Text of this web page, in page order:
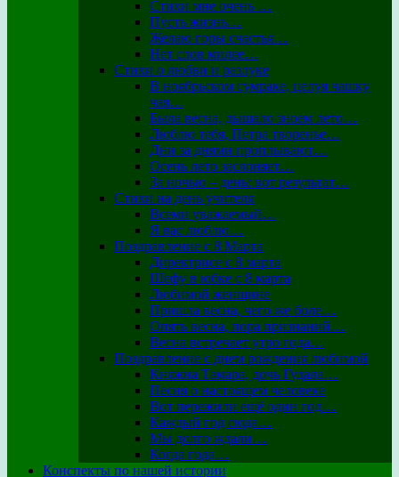
Стихи мне очень …
Пусть жизнь…
Желаю горы счастья…
Нет слов милее…
Стихи о любви и разлуке
В ноябрьском сумраке, целуя чашку
чая…
Была весна, дышало зноем лето…
Люблю тебя, Петра творенье…
Дни за днями проплывают…
Осень лето заслоняет…
За ночью – день: вот результат…
Стихи на день учителя
Всеми уважаемый…
Я вас люблю…
Поздравление с 8 Марта
Директрисе с 8 марта
Шефу в юбке с 8 марта
Любимой женщине
Пришла весна, чего же боле…
Опять весна, пора признаний…
Весна встречает утро года…
Поздравление с днем рождения любимой
Княжна Тамара, дочь Гудала…
Песня о настоящем человеке
Вот пережили ещё один год…
Каждый год сюда…
Мы долго ждали…
Когда года…
Конспекты по нашей истории